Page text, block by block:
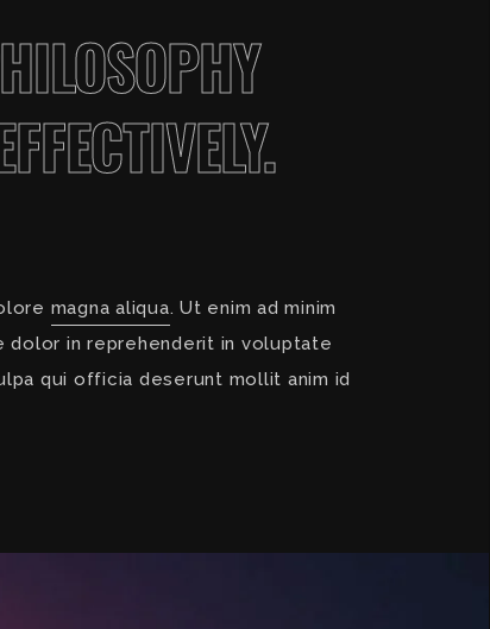
magna aliqua. Ut enim ad minim
dolor in reprehenderit in voluptate
qui officia deserunt mollit anim id